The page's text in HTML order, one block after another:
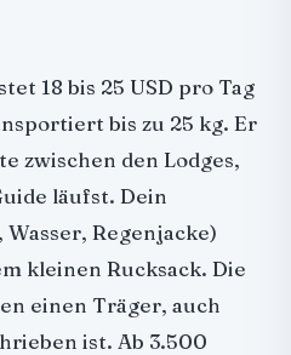
18 bis 25 USD pro Tag
bis zu 25 kg. Er
zwischen den Lodges,
läufst. Dein
Regenjacke)
kleinen Rucksack. Die
einen Träger, auch
ist. Ab 3.500